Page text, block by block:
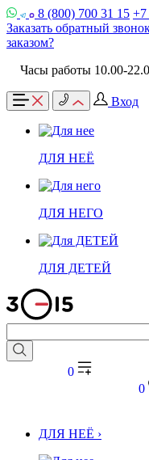
8 (800) 700 31 15 +7
Заказать обратный
заказом?
Часы работы 10.00-
Вход
ДЛЯ НЕЁ
ДЛЯ НЕГО
ДЛЯ ДЕТЕЙ
0
0
ДЛЯ НЕЁ ›